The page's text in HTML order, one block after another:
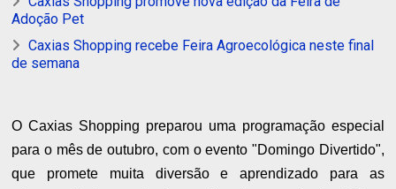
Adoção Pet
Caxias Shopping recebe Feira Agroecológica neste final
de semana
O Caxias Shopping preparou uma programação especial
para o mês de outubro, com o evento "Domingo Divertido",
que promete muita diversão e aprendizado para as